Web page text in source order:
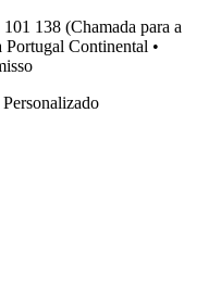
138 (Chamada para a
Portugal Continental •